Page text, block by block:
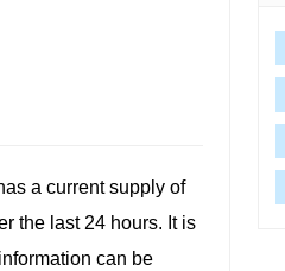
a current supply of
the last 24 hours. It is
can be